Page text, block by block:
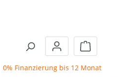
0% Finanzierung bis 12 Monate